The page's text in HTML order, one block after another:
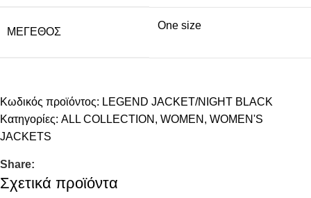
ΜΈΓΕΘΟΣ
One size
Κωδικός προϊόντος: LEGEND JACKET/NIGHT BLACK
Κατηγορίες: ALL COLLECTION , WOMEN , WOMEN'S
JACKETS
Share:
Σχετικά προϊόντα